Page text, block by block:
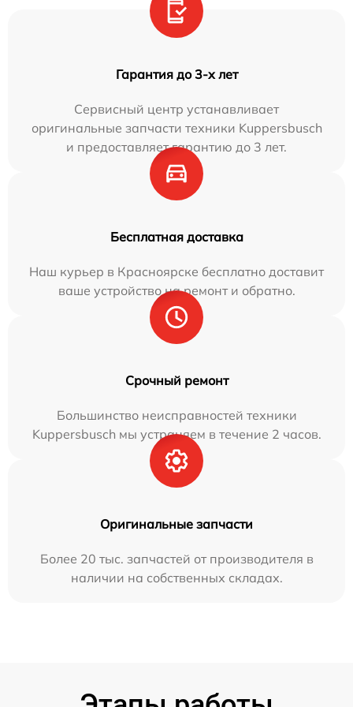
Гарантия до 3-х лет
Сервисный центр устанавливает
оригинальные запчасти техники Kuppersbusch
и предоставляет гарантию до 3 лет.
Бесплатная доставка
Наш курьер в Красноярске бесплатно доставит
ваше устройство на ремонт и обратно.
Срочный ремонт
Большинство неисправностей техники
Kuppersbusch мы устраняем в течение 2 часов.
Оригинальные запчасти
Более 20 тыс. запчастей от производителя в
наличии на собственных складах.